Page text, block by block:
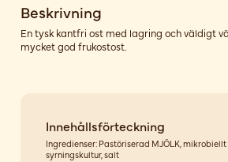
Beskrivning
En tysk kantfri ost med lagring och väldigt
mycket god frukostost.
Innehållsförteckning
Ingredienser: Pastöriserad MJÖLK,
syrningskultur, salt